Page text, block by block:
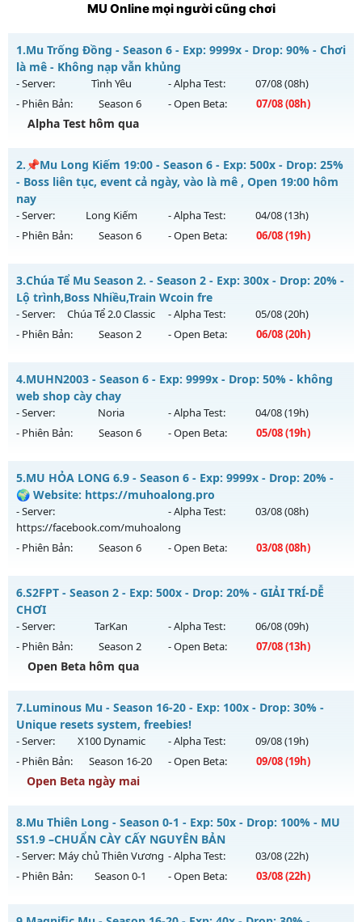
MU Online mọi người cũng chơi
1.Mu Trống Đồng - Season 6 - Exp: 9999x - Drop: 90% - Chơi
là mê - Không nạp vẫn khủng
- Server: Tình Yêu - Alpha Test: 07/08(08h)
- Phiên Bản:
Season 6 - Open Beta: 07/08(08h)
Alpha Test hôm qua
Mu Trống Đồng - Chơi là mê - Không nạp vẫn khủng
Mu mới ra tháng 08 2026 - Mở máy chủTình Yêuvào 08h
ngày 07/08/2626
Exp: 9999x - Drop: 90%
Antihack: ICMPROTECT ✅ 🔴 ✨ ⚡️
2. 📌Mu Long Kiếm 19:00 - Season 6 - Exp: 500x - Drop: 25%
- Boss liên tục, event cả ngày, vào là mê , Open 19:00 hôm
nay
- Server: Long Kiếm - Alpha Test: 04/08(13h)
- Phiên Bản:
Season 6 - Open Beta: 06/08(19h)
📌Mu Long Kiếm 19:00 - Boss liên tục, event cả ngày, vào là
mê , Open 19:00 hôm nay
Mu mới ra tháng 08 2026 - Mở máy chủ
Long Kiếmvào 19h
ngày 06/08/2626
Kiểu reset: Reset In Game
Thể loại: Mu Nguyên bản Webzen
Antihack: VIP SHIELD
3.Chúa Tể Mu Season 2. - Season 2 - Exp: 300x - Drop: 20% -
Lộ trình,Boss Nhiều,Train Wcoin fre
- Server: Chúa Tể 2.0 Classic - Alpha Test: 05/08(20h)
- Phiên Bản:
Season 2 - Open Beta: 06/08(20h)
Chúa Tể Mu Season 2. - Lộ trình,Boss Nhiều,Train Wcoin fre
Mu mới ra tháng 08 2026 - Mở máy chủ
vào 20h ngày 06/08/2626
Exp: 300x - Drop: 20%
Thể loại: Mu Nguyên bản Webzen
Antihack: antihack
4.MUHN2003 - Season 6 - Exp: 9999x - Drop: 50% - không
web shop cày chay
- Server: Noria - Alpha Test: 04/08(19h)
- Phiên Bản:
Season 6 - Open Beta: 05/08(19h)
MUHN2003 - không web shop cày chay
Mu mới ra tháng 08 2026 - Mở máy chủ
05/08/2626
Exp: 9999x - Drop: 50%
Antihack: XSHield
5.MU HỎA LONG 6.9 - Season 6 - Exp: 9999x - Drop: 20% -
🌍 Website: https://muhoalong.pro
- Server:
https://facebook.com/muhoalong
- Alpha Test: 03/08(08h)
- Phiên Bản: Season 6 - Open Beta: 03/08(08h)
MU HỎA LONG 6.9 - 🌍 Website: https://muhoalong.pro
Mu mới ra tháng 08 2026 - Mở máy chủ
https://facebook.com/muhoalongvào 08h ngày
03/08/2626
Exp: 9999x - Drop: 20%
Thể loại: Mu Nguyên bản Webzen
Antihack: XShield
6.S2FPT - Season 2 - Exp: 500x - Drop: 20% - GIẢI TRÍ-DỄ
CHƠI
- Server: TarKan - Alpha Test: 06/08(09h)
- Phiên Bản:
Season 2 - Open Beta: 07/08(13h)
Open Beta hôm qua
S2FPT - GIẢI TRÍ-DỄ CHƠI
Mu mới ra tháng 08 2026 - Mở máy chủ
ngày 07/08/2626
Exp: 500x - Drop: 20%
Kiểu reset: Reset In Game
Antihack: PRO
7.Luminous Mu - Season 16-20 - Exp: 100x - Drop: 30% -
Unique resets system, freebies!
- Server: X100 Dynamic - Alpha Test: 09/08(19h)
- Phiên Bản:
Season 16-20 - Open Beta: 09/08(19h)
Open Beta ngày mai
Luminous Mu - Unique resets system, freebies!
Mu mới ra tháng 08 2026 - Mở máy chủ
19h ngày 09/08/2626
Exp: 100x - Drop: 30%
8.Mu Thiên Long - Season 0-1 - Exp: 50x - Drop: 100% - MU
SS1.9 –CHUẨN CÀY CẤY NGUYÊN BẢN
- Server: Máy chủ Thiên Vương - Alpha Test: 03/08(22h)
- Phiên Bản:
Season 0-1 - Open Beta: 03/08(22h)
Mu Thiên Long - MU SS1.9 –CHUẨN CÀY CẤY NGUYÊN BẢN